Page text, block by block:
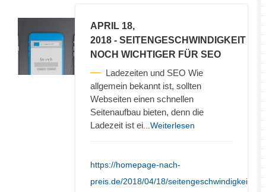
APRIL 18,
2018 - SEITENGESCHWINDIGKEIT
NOCH WICHTIGER FÜR SEO
Ladezeiten und SEO Wie
allgemein bekannt ist, sollten
Webseiten einen schnellen
Seitenaufbau bieten, denn die
Ladezeit ist ei ...Weiterlesen
https://homepage-nach-
preis.de/2018/04/18/seitengeschwindigkeit-